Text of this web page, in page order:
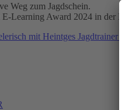
Weg zum Jagdschein.
Learning Award 2024 in der